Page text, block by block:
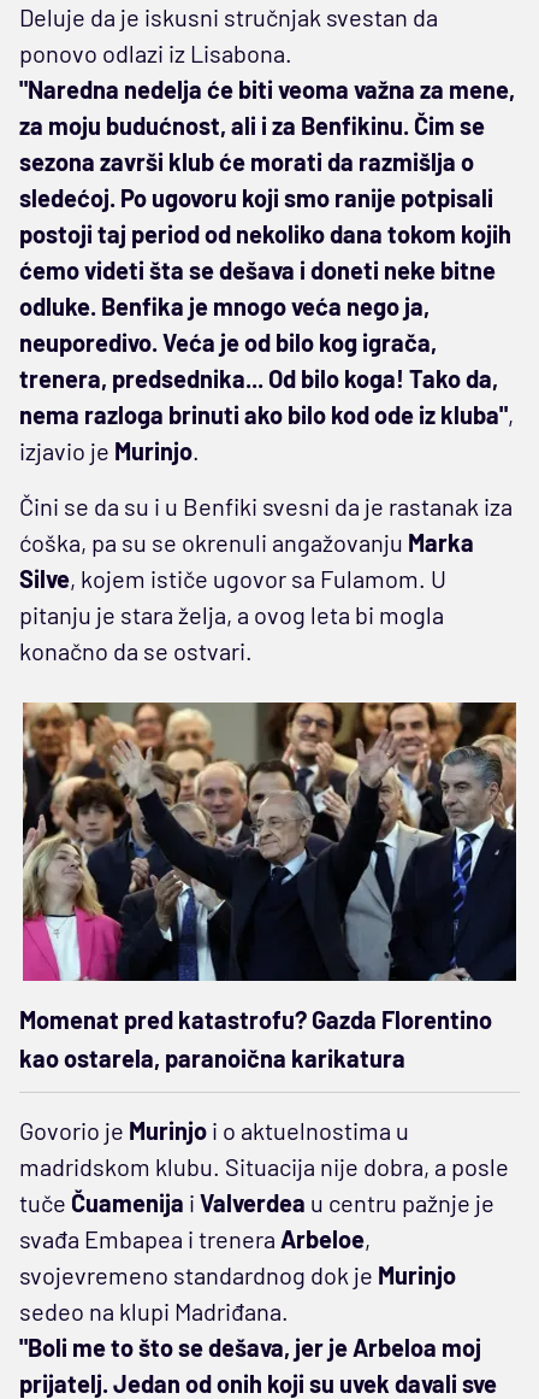
Deluje da je iskusni stručnjak svestan da
ponovo odlazi iz Lisabona.
"Naredna nedelja će biti veoma važna za mene,
za moju budućnost, ali i za Benfikinu. Čim se
sezona završi klub će morati da razmišlja o
sledećoj. Po ugovoru koji smo ranije potpisali
postoji taj period od nekoliko dana tokom kojih
ćemo videti šta se dešava i doneti neke bitne
odluke. Benfika je mnogo veća nego ja,
neuporedivo. Veća je od bilo kog igrača,
trenera, predsednika... Od bilo koga! Tako da,
nema razloga brinuti ako bilo kod ode iz kluba",
izjavio je Murinjo.
Čini se da su i u Benfiki svesni da je rastanak iza
ćoška, pa su se okrenuli angažovanju Marka
Silve, kojem ističe ugovor sa Fulamom. U
pitanju je stara želja, a ovog leta bi mogla
konačno da se ostvari.
Momenat pred katastrofu? Gazda Florentino
kao ostarela, paranoična karikatura
Govorio je Murinjo i o aktuelnostima u
madridskom klubu. Situacija nije dobra, a posle
tuče Čuamenija i Valverdea u centru pažnje je
svađa Embapea i trenera Arbeloe,
svojevremeno standardnog dok je Murinjo
sedeo na klupi Madriđana.
"Boli me to što se dešava, jer je Arbeloa moj
prijatelj. Jedan od onih koji su uvek davali sve